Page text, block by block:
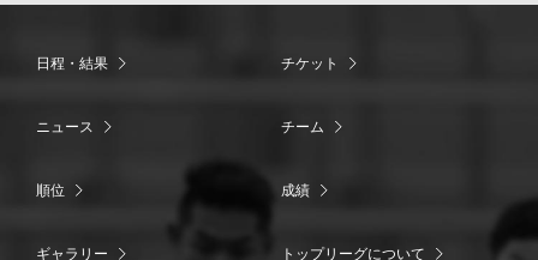
日程・結果 チケット
ニュース チーム
順位 成績
ギャラリー トップリーグについて